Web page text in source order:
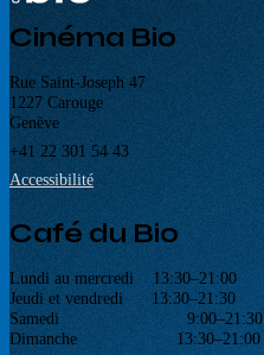
Cinéma Bio
Rue Saint-Joseph 47
1227 Carouge
Genève
+41 22 301 54 43
Accessibilité
Café du Bio
Lundi au mercredi 13:30–21:00
Jeudi et vendredi 13:30–21:30
Samedi 9:00–21:30
Dimanche 13:30–21:00